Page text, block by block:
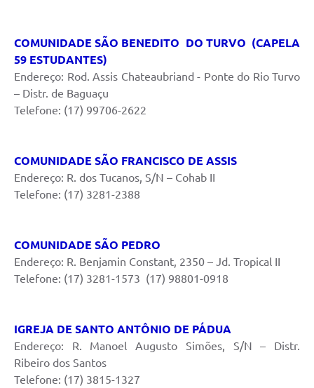
COMUNIDADE SÃO BENEDITO DO TURVO (CAPELA
59 ESTUDANTES)
Endereço: Rod. Assis Chateaubriand - Ponte do Rio Turvo
– Distr. de Baguaçu
Telefone: (17) 99706-2622
COMUNIDADE SÃO FRANCISCO DE ASSIS
Endereço: R. dos Tucanos, S/N – Cohab II
Telefone: (17) 3281-2388
COMUNIDADE SÃO PEDRO
Endereço: R. Benjamin Constant, 2350 – Jd. Tropical II
Telefone: (17) 3281-1573 (17) 98801-0918
IGREJA DE SANTO ANTÔNIO DE PÁDUA
Endereço: R. Manoel Augusto Simões, S/N – Distr.
Ribeiro dos Santos
Telefone: (17) 3815-1327